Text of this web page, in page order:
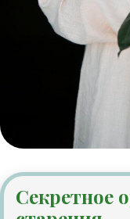
Секретное